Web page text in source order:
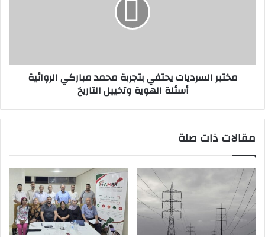
الهوية
وتخييلمختبر السرديات يحتفي بتجربة محمد مباركي الروائية
أسئلة الهوية وتخييل التاريخ
مقالات ذات صلة